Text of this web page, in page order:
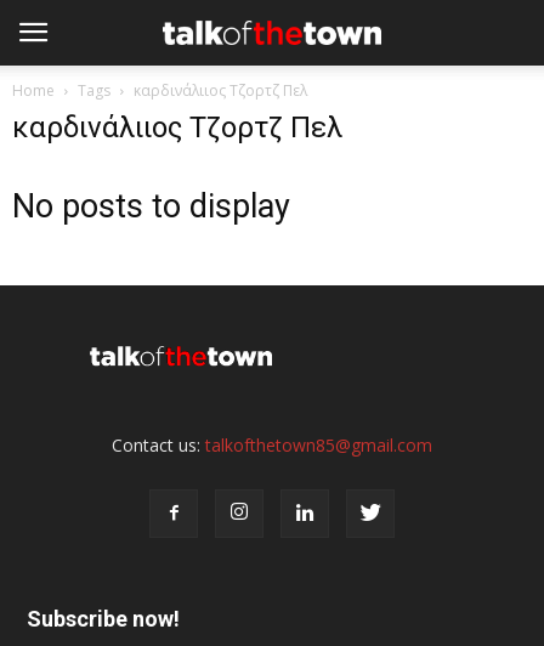
Home Tags καρδινάλιιος Τζορτζ Πελ
καρδινάλιιος Τζορτζ Πελ
No posts to display
Contact us:talkofthetown85@gmail.com
Subscribe now!